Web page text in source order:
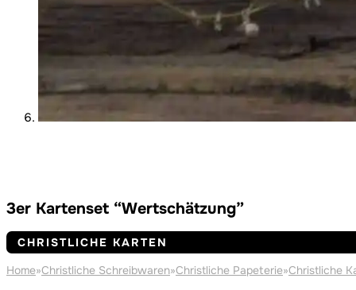
3er Kartenset “Wertschätzung”
CHRISTLICHE KARTEN
Home»Christliche Schreibwaren»Christliche Papeterie»Christliche